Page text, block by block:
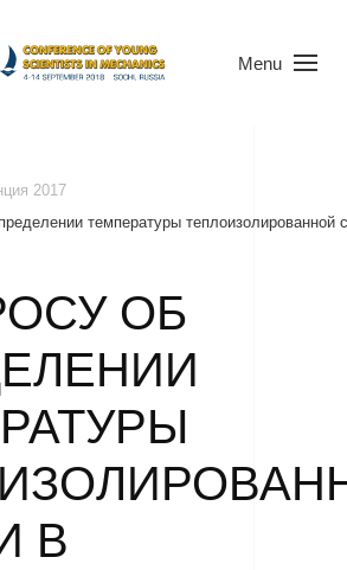
Menu
2017
температуры теплоизолированной
ОБ
В